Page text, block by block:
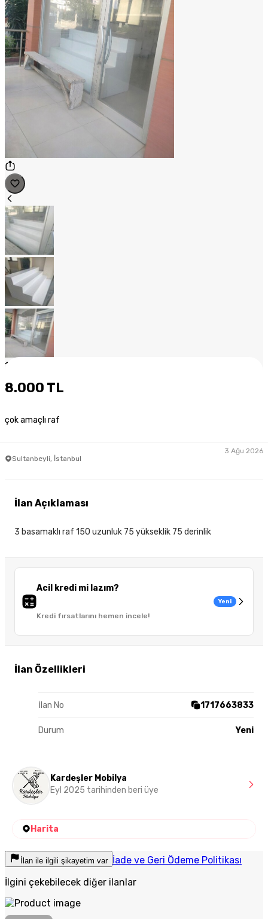
1
8.000 TL
çok amaçlı raf
Sultanbeyli, İstanbul
3 Ağu 2026
Acil kredi mi lazım?
Kredi fırsatlarını hemen incele!
Yeni
İlan Özellikleri
İlan No 1717663833
Durum Yeni
İlan Açıklaması
3 basamaklı raf 150 uzunluk 75 yükseklik 75 derinlik
Kardeşler Mobilya
Eyl 2025 tarihinden beri üye
Harita
İlan ile ilgili şikayetim var İade ve Geri Ödeme Politikası
İlgini çekebilecek diğer ilanlar